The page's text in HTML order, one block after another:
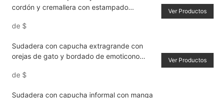
cordón y cremallera con estampado
de $
Ver Productos
Sudadera con capucha extragrande con
orejas de gato y bordado de emoticono
de $
Ver Productos
Sudadera con capucha informal con manga